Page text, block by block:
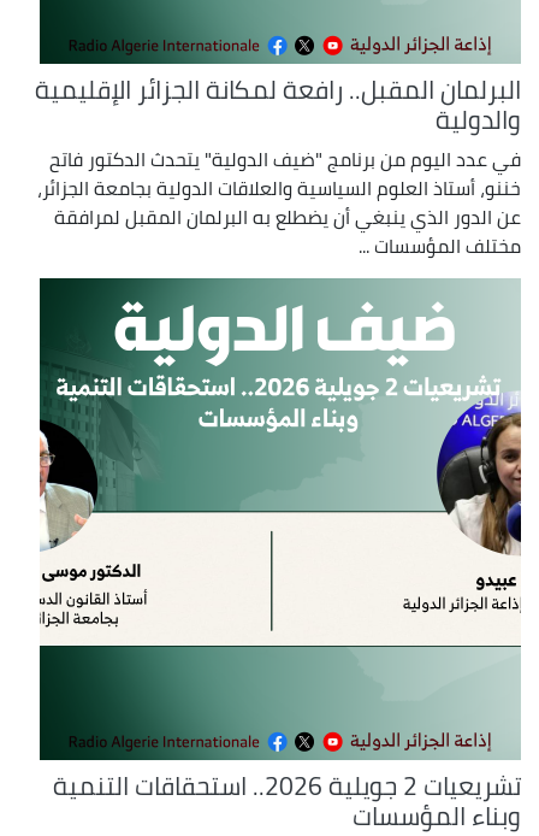
البرلمان المقبل.. رافعة لمكانة الجزائر الإقليمية
والدولية
في عدد اليوم من برنامج "ضيف الدولية" يتحدث الدكتور فاتح
خننو، أستاذ العلوم السياسية والعلاقات الدولية بجامعة الجزائر،
عن الدور الذي ينبغي أن يضطلع به البرلمان المقبل لمرافقة
مختلف المؤسسات ...
تشريعيات 2 جويلية 2026.. استحقاقات التنمية
وبناء المؤسسات